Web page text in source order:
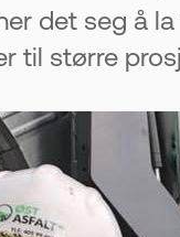
det seg å
til større